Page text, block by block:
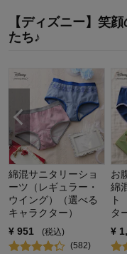
【ディズニー】笑
たち♪
綿混サニタリーショ
ーツ（レギュラー・
ウイング）（選べる
キャラクター）
¥ 951
(税込)
(582)
お
綿
ト
タ
¥